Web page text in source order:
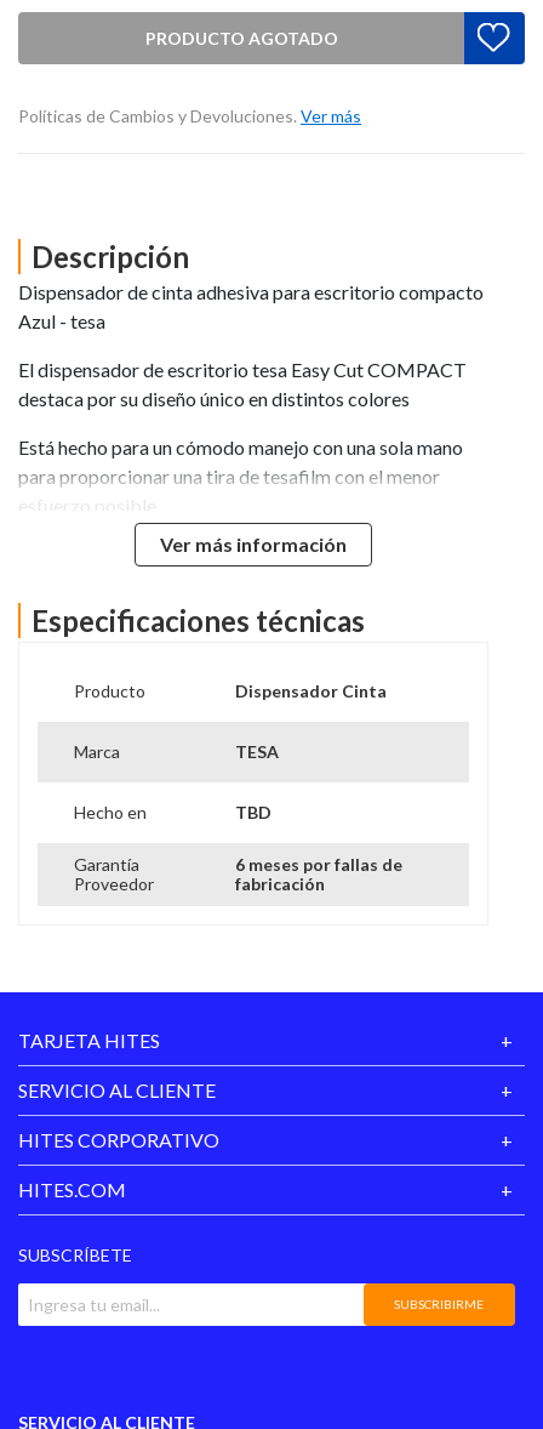
PRODUCTO AGOTADO
Políticas de Cambios y Devoluciones. Ver más
Descripción
Dispensador de cinta adhesiva para escritorio compacto
Azul - tesa
El dispensador de escritorio tesa Easy Cut COMPACT
destaca por su diseño único en distintos colores
Está hecho para un cómodo manejo con una sola mano
para proporcionar una tira de tesafilm con el menor
esfuerzo posible
Debido a su tope integrado, es liviano y ofrece un
El stop-pad es lavable para reactivar su poder de
residuos en el escritorio
tesafilm
Peso ligero, gracias al Stop-Pad
Ver más información
Especificaciones técnicas
Producto Dispensador Cinta
Marca TESA
Hecho en TBD
Garantía
Proveedor
6 meses por fallas de
fabricación
TARJETA HITES
SERVICIO AL CLIENTE
HITES CORPORATIVO
HITES.COM
SUBSCRÍBETE
SUBSCRIBIRME
SERVICIO AL CLIENTE